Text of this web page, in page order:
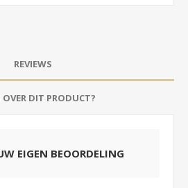
REVIEWS
OVER DIT PRODUCT?
EIGEN BEOORDELING